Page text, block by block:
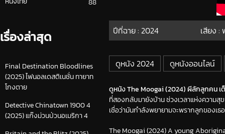
88
เรื่องล่าสุด
Final Destination Bloodlines
(2025) ไฟนอลเดสติเนชั่น ทายาท
โกงตาย
Detective Chinatown 1900 4
(2025) แก๊งม่วนป่วนอเมริกา 4
ปีที่ฉาย : 2024 เสียง :
ดูหนัง 2024 ดูหนังออนไลน์
ดูหนัง The Moogai (2024) ผีลักลูกคน เ
ที่สองกลับมายังบ้าน ช่วงเวลาแห่งความสุ
เชื่อว่ามันกำลังพยายามจะพรากลูกของเธ
The Moogai (2024) A young